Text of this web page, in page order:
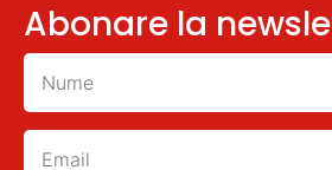
Abonare la